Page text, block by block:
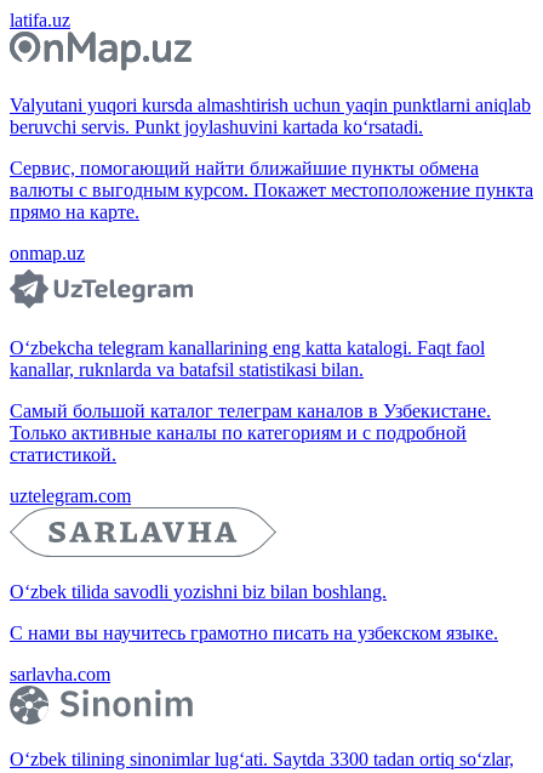
latifa.uz
Valyutani yuqori kursda almashtirish uchun yaqin punktlarni aniqlab
beruvchi servis. Punkt joylashuvini kartada ko‘rsatadi.
Сервис, помогающий найти ближайшие пункты обмена
валюты с выгодным курсом. Покажет местоположение пункта
прямо на карте.
onmap.uz
O‘zbekcha telegram kanallarining eng katta katalogi. Faqt faol
kanallar, ruknlarda va batafsil statistikasi bilan.
Самый большой каталог телеграм каналов в Узбекистане.
Только активные каналы по категориям и с подробной
статистикой.
uztelegram.com
O‘zbek tilida savodli yozishni biz bilan boshlang.
С нами вы научитесь грамотно писать на узбекском языке.
sarlavha.com
O‘zbek tilining sinonimlar lug‘ati. Saytda 3300 tadan ortiq so‘zlar,